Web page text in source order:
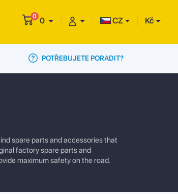
0 0 CZ Kč
POTŘEBUJETE PORADIT?
spare parts and accessories that
factory spare parts and
maximum safety on the road.